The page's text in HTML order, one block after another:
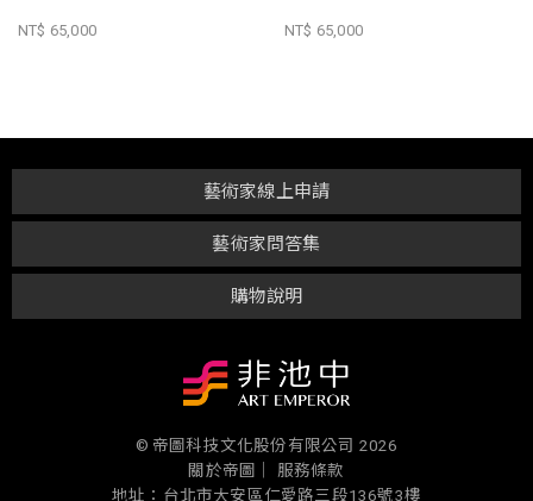
NT$ 65,000 NT$ 65,000
購物說明
藝術家問答集
藝術家線上申請
© 帝圖科技文化股份有限公司 2026
關於帝圖｜
服務條款
地址：台北市大安區仁愛路三段136號3樓